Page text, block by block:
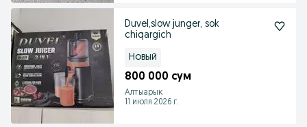
Duvel,slow junger, sok
chiqargich
Новый
800 000 сум
Алтыарык
11 июля 2026 г.